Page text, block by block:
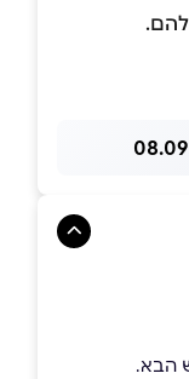
הבא.